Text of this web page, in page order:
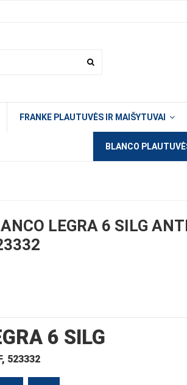
FRANKE PLAUTUVĖS IR MAIŠYTUVAI
BLANCO
LEGRA 6 SILG
6 SILG
523332